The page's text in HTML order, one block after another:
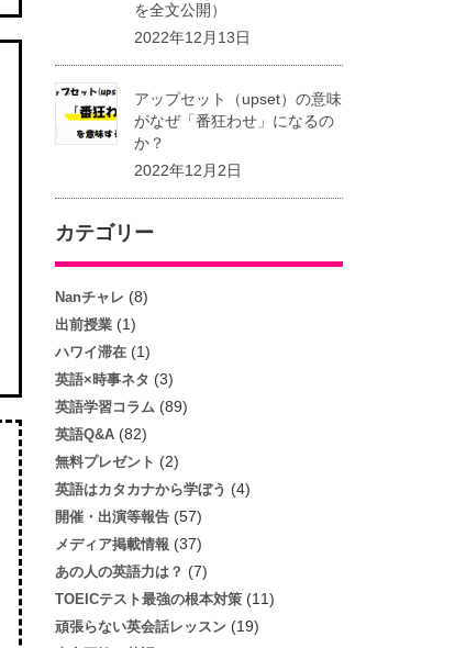
を全文公開）
2022年12月13日
アップセット（upset）の意味
がなぜ「番狂わせ」になるの
か？
2022年12月2日
カテゴリー
Nanチャレ (8)
出前授業(1)
ハワイ滞在(1)
英語×時事ネタ (3)
英語学習コラム(89)
英語Q&A(82)
無料プレゼント (2)
英語はカタカナから学ぼう (4)
開催・出演等報告(57)
メディア掲載情報 (37)
あの人の英語力は？ (7)
TOEICテスト最強の根本対策(11)
頑張らない英会話レッスン(19)